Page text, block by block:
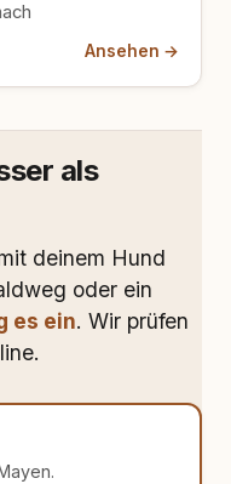
Ansehen →
als
deinem Hund
oder ein
es ein. Wir prüfen